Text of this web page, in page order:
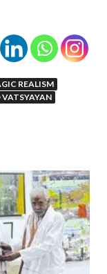
REALISM